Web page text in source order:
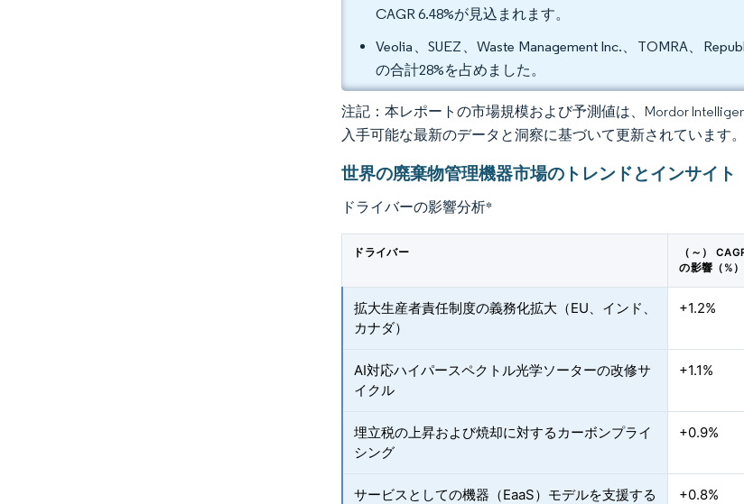
CAGR 6.48%が見込まれます。
Veolia、SUEZ、Waste Management Inc.、TOMRA、
の合計28%を占めました。
注記：本レポートの市場規模および予測値は、Mordor
入手可能な最新のデータと洞察に基づいて更新されています。
世界の廃棄物管理機器市場のトレンドとインサイト
ドライバーの影響分析*
ドライバー
（～）
の影響（%）
拡大生産者責任制度の義務化拡大（EU、インド、
カナダ）
+1.2%
AI対応ハイパースペクトル光学ソーターの改修サ
イクル
+1.1%
埋立税の上昇および焼却に対するカーボンプライ
シング
+0.9%
サービスとしての機器（EaaS）モデルを支援する
+0.8%